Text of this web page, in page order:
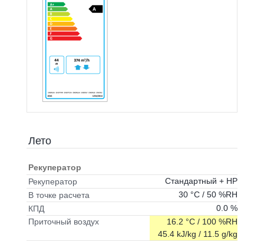
Лето
Рекуператор
Рекуператор
Стандартный + HP
В точке расчета
30 °C / 50 %RH
КПД
0.0 %
Приточный воздух
16.2 °C / 100 %RH
45.4 kJ/kg / 11.5 g/kg